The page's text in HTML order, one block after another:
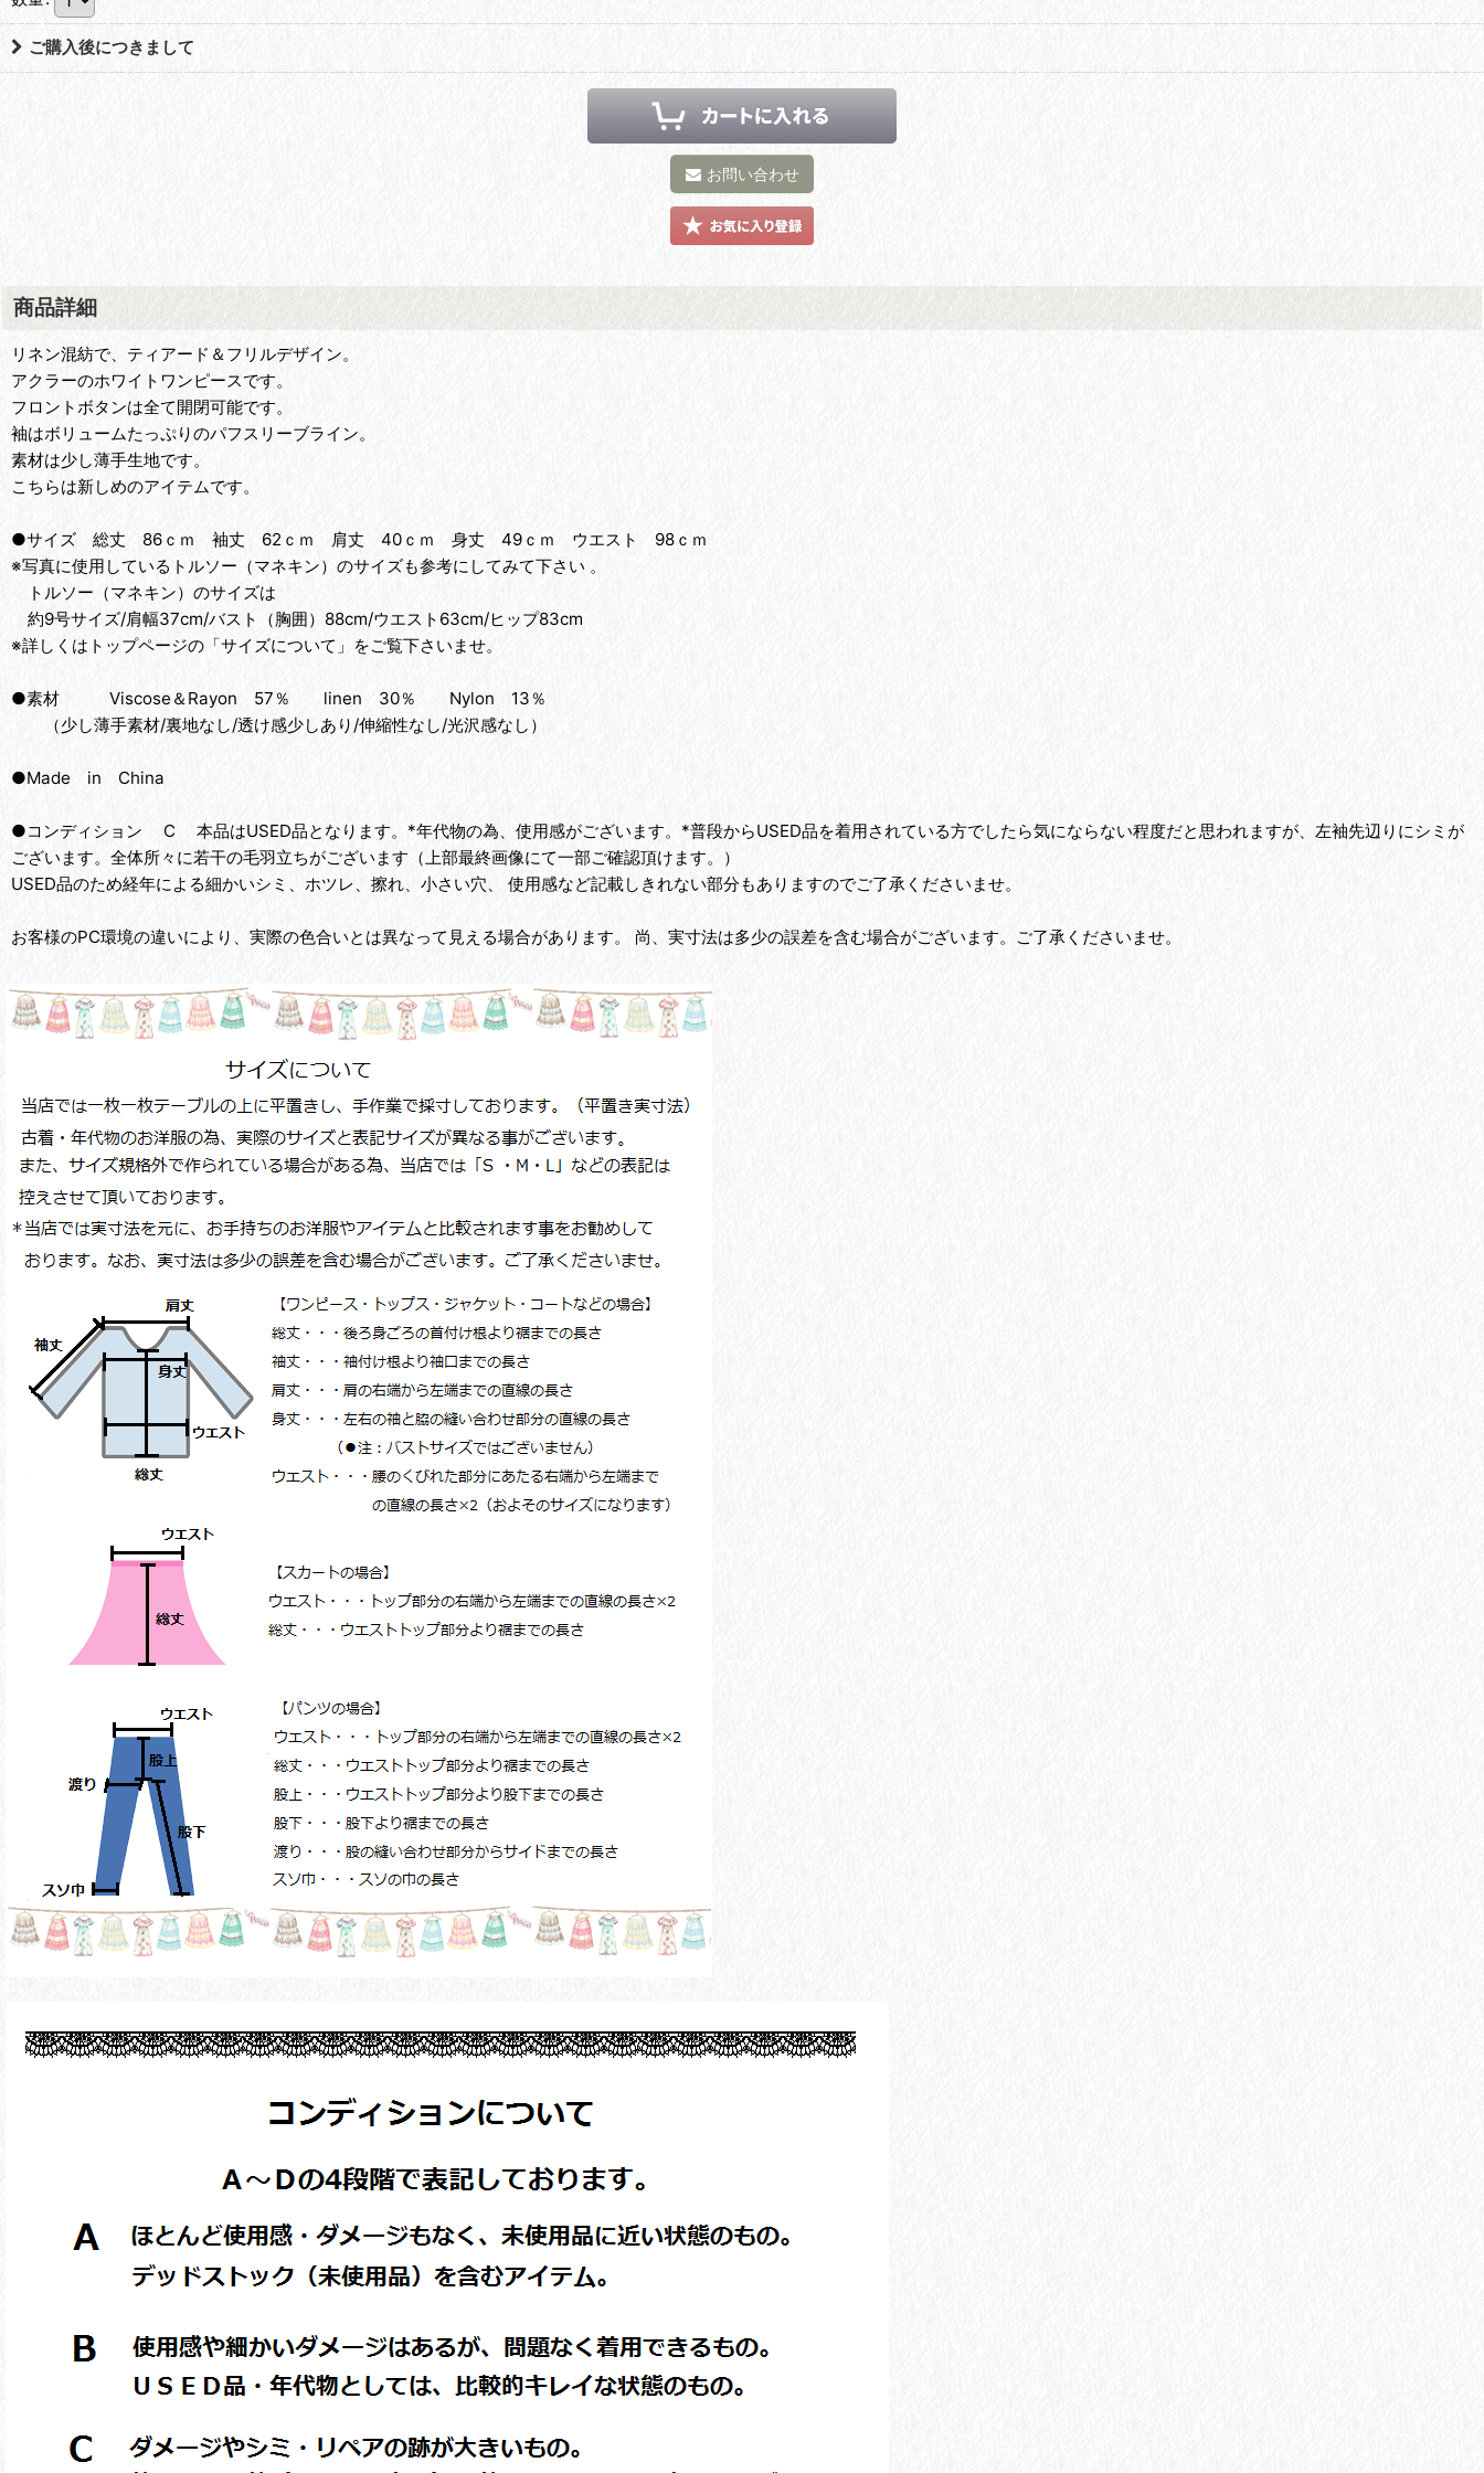
ご購入後につきまして
お問い合わせ
商品詳細
リネン混紡で、ティアード＆フリルデザイン。
アクラーのホワイトワンピースです。
フロントボタンは全て開閉可能です。
袖はボリュームたっぷりのパフスリーブライン。
素材は少し薄手生地です。
こちらは新しめのアイテムです。
●サイズ 総丈 86ｃｍ 袖丈 62ｃｍ 肩丈 40ｃｍ 身丈 49ｃｍ ウエスト 98ｃｍ
※写真に使用しているトルソー（マネキン）のサイズも参考にしてみて下さい 。
トルソー（マネキン）のサイズは
約9号サイズ/肩幅37cm/バスト（胸囲）88cm/ウエスト63cm/ヒップ83cm
※詳しくはトップページの「サイズについて」をご覧下さいませ。
●素材 Viscose＆Rayon 57％ linen 30％ Nylon 13％
（少し薄手素材/裏地なし/透け感少しあり/伸縮性なし/光沢感なし）
●Made in China
●コンディション C 本品はUSED品となります。*年代物の為、使用感がございます。*普段からUSED品を着用されている方でしたら気にならない程度だと思われますが、左袖先辺りにシミが
ございます。全体所々に若干の毛羽立ちがございます（上部最終画像にて一部ご確認頂けます。）
USED品のため経年による細かいシミ、ホツレ、擦れ、小さい穴、 使用感など記載しきれない部分もありますのでご了承くださいませ。
お客様のPC環境の違いにより、実際の色合いとは異なって見える場合があります。 尚、実寸法は多少の誤差を含む場合がございます。ご了承くださいませ。